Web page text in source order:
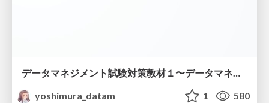
yoshimura_datam
1 580